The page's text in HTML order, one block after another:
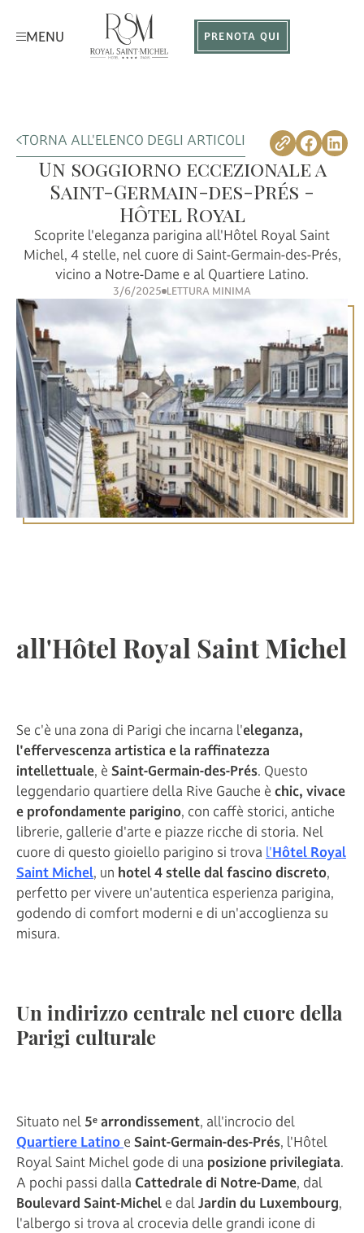
MENU PRENOTA QUI
TORNA ALL'ELENCO DEGLI ARTICOLI
Un soggiorno eccezionale a
Saint-Germain-des-Prés -
Hôtel Royal
Scoprite l'eleganza parigina all'Hôtel Royal Saint
Michel, 4 stelle, nel cuore di Saint-Germain-des-Prés,
vicino a Notre-Dame e al Quartiere Latino.
3/6/2025 LETTURA MINIMA
all'Hôtel Royal Saint Michel
Se c'è una zona di Parigi che incarna l'eleganza,
l'effervescenza artistica e la raffinatezza
intellettuale, è Saint-Germain-des-Prés. Questo
leggendario quartiere della Rive Gauche è chic, vivace
e profondamente parigino, con caffè storici, antiche
librerie, gallerie d'arte e piazze ricche di storia. Nel
cuore di questo gioiello parigino si trova l'Hôtel Royal
Saint Michel, un hotel 4 stelle dal fascino discreto,
perfetto per vivere un'autentica esperienza parigina,
godendo di comfort moderni e di un'accoglienza su
misura.
Un indirizzo centrale nel cuore della
Parigi culturale
Situato nel 5ᵉ arrondissement, all'incrocio del
Quartiere Latino e Saint-Germain-des-Prés, l'Hôtel
Royal Saint Michel gode di una posizione privilegiata.
A pochi passi dalla Cattedrale di Notre-Dame, dal
Boulevard Saint-Michel e dalJardin du Luxembourg,
l'albergo si trova al crocevia delle grandi icone di